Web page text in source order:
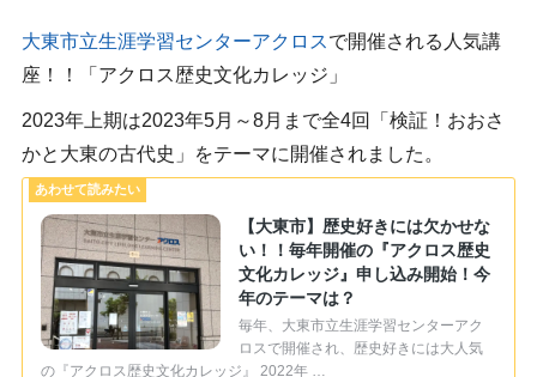
大東市立生涯学習センターアクロスで開催される人気講
座！！「アクロス歴史文化カレッジ」
2023年上期は2023年5月～8月まで全4回「検証！おおさ
かと大東の古代史」をテーマに開催されました。
【大東市】歴史好きには欠かせな
い！！毎年開催の『アクロス歴史
文化カレッジ』申し込み開始！今
年のテーマは？
毎年、大東市立生涯学習センターアク
ロスで開催され、歴史好きには大人気
の『アクロス歴史文化カレッジ』 2022年 …